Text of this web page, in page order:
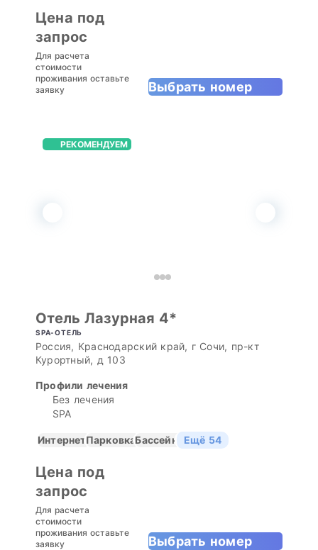
Цена под
запрос
Для расчета
стоимости
проживания оставьте
заявку
Выбрать номер
РЕКОМЕНДУЕМ
Отель Лазурная 4*
SPA-ОТЕЛЬ
Россия, Краснодарский край, г Сочи, пр-кт
Курортный, д 103
Профили лечения
Без лечения
SPA
ИнтернетПарковкаБассейн Ещё 54
Цена под
запрос
Для расчета
стоимости
проживания оставьте
заявку
Выбрать номер